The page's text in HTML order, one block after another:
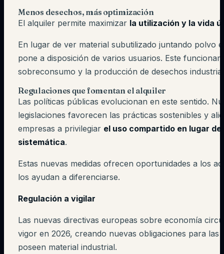
Menos desechos, más optimización
El alquiler permite maximizar la utilización y la vida
En lugar de ver material subutilizado juntando polvo
pone a disposición de varios usuarios. Este
sobreconsumo y la producción de desechos
Regulaciones que fomentan el alquiler
Las políticas públicas evolucionan en este sentido.
legislaciones favorecen las prácticas sostenibles y
empresas a privilegiar el uso compartido en lugar de
sistemática.
Estas nuevas medidas ofrecen oportunidades a los
los ayudan a diferenciarse.
Regulación a vigilar
Las nuevas directivas europeas sobre economía
vigor en 2026, creando nuevas obligaciones para las
poseen material industrial.